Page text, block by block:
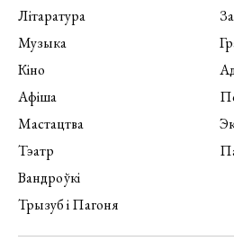
Літаратура
Музыка
Кіно
Афіша
Мастацтва
Тэатр
Вандроўкі
Трызуб і Пагоня